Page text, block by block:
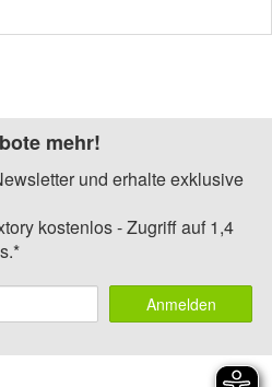
mehr!
und erhalte exklusive
kostenlos - Zugriff auf 1,4
Anmelden